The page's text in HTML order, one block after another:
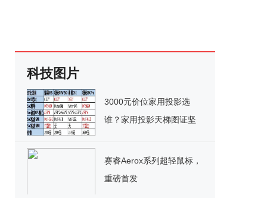
科技图片
3000元价位家用投影选
谁？家用投影天梯图证坚
赛睿Aerox系列超轻鼠标，
重磅首发